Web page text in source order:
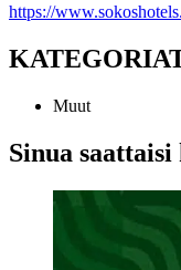
https://
Muut
Sinua